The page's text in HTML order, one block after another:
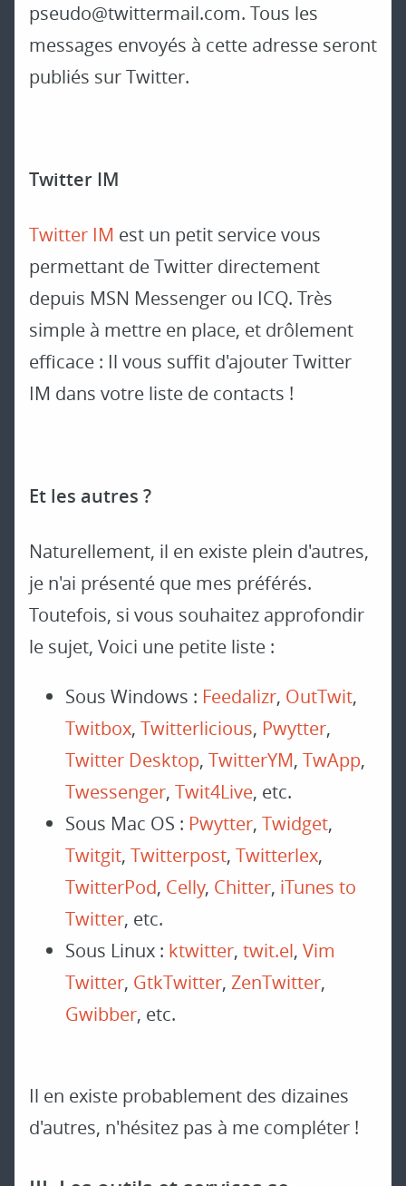
pseudo@twittermail.com. Tous les
messages envoyés à cette adresse seront
publiés sur Twitter.
Twitter IM
Twitter IM est un petit service vous
permettant de Twitter directement
depuis MSN Messenger ou ICQ. Très
simple à mettre en place, et drôlement
efficace : Il vous suffit d'ajouter Twitter
IM dans votre liste de contacts !
Et les autres ?
Naturellement, il en existe plein d'autres,
je n'ai présenté que mes préférés.
Toutefois, si vous souhaitez approfondir
le sujet, Voici une petite liste :
Sous Windows : Feedalizr, OutTwit,
Twitbox, Twitterlicious, Pwytter,
Twitter Desktop, TwitterYM, TwApp,
Twessenger, Twit4Live, etc.
Sous Mac OS : Pwytter, Twidget,
Twitgit, Twitterpost, Twitterlex,
TwitterPod, Celly, Chitter, iTunes to
Twitter, etc.
Sous Linux : ktwitter, twit.el, Vim
Twitter, GtkTwitter, ZenTwitter,
Gwibber, etc.
Il en existe probablement des dizaines
d'autres, n'hésitez pas à me compléter !